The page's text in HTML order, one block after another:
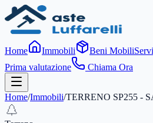
Home Immobili Beni Mobili
Prima valutazione
Chiama Ora
Home/Immobili/TERRENO SP255 -